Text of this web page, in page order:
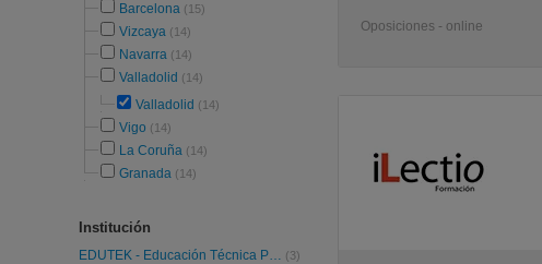
Barcelona (15)
Vizcaya (14)
Navarra (14)
Valladolid (14)
Valladolid (14)
Vigo (14)
La Coruña (14)
Granada (14)
Institución
EDUTEK - Educación Técnica Profesional (3)
Oposiciones - online